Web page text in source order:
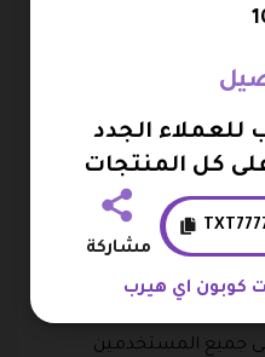
بكافة المنتجات الصحية
الطبيعية فرصة
المكافآت للكسب من
والفوز بنسبة خصم
جميع المستخدمين
الجدد
مشاركة
كوبون اي هيرب